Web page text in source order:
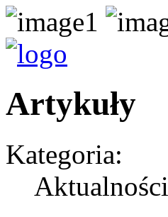
Artykuły
Kategoria:
Aktualności